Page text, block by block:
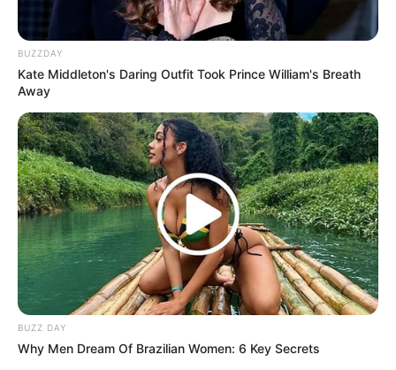
9. Pernah melihat film animasi Brother Bear?
Ternyata sangat mirip dengan yang ada di dunia
nyata ya
BUZZDAY
Kate Middleton's Daring Outfit Took Prince William's Breath
Away
BUZZ DAY
Why Men Dream Of Brazilian Women: 6 Key Secrets